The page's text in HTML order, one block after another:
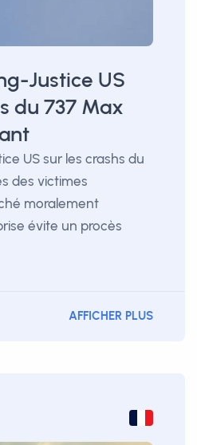
Justice US
du 737 Max
US sur les crashs du
des victimes
moralement
évite un procès
AFFICHER PLUS